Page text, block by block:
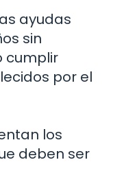
ayudas
sin
cumplir
por el
los
deben ser